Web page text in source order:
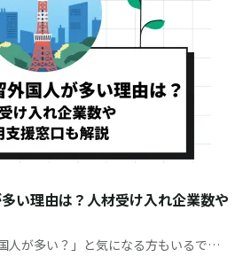
い理由は？人材受け入れ企業数や
人が多い？」と気になる方もいるでし